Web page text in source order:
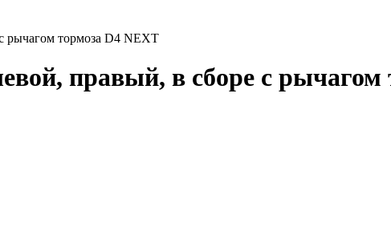
рычагом тормоза D4 NEXT
правый, в сборе с